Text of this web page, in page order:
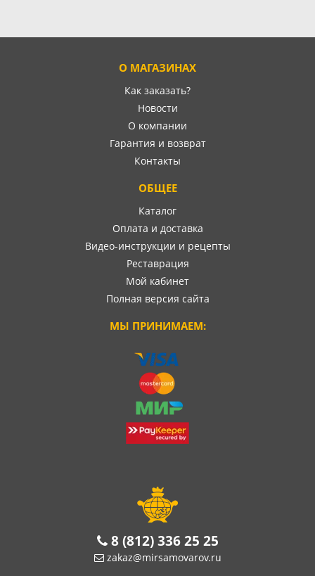
О МАГАЗИНАХ
Как заказать?
Новости
О компании
Гарантия и возврат
Контакты
ОБЩЕЕ
Каталог
Оплата и доставка
Видео-инструкции и рецепты
Реставрация
Мой кабинет
Полная версия сайта
МЫ ПРИНИМАЕМ:
8 (812) 336 25 25
zakaz@mirsamovarov.ru